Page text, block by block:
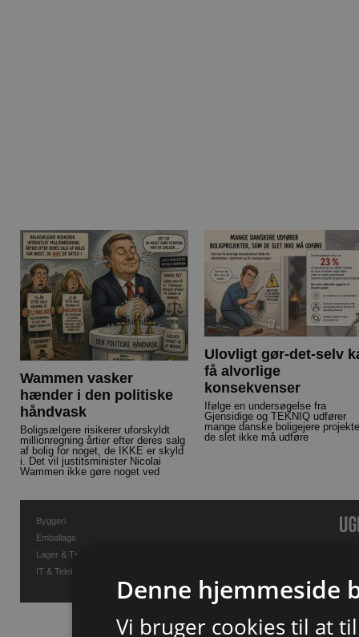
Wammen vasker
hænder i den politiske
håndvask
Boligsælgere risikerer uforskyldt
millionregning årtier efter deres salg
af bolig for noget, de IKKE er skyld
i. Det vil justitsminister Nicolai
Wammen ikke gøre noget ved
Ulovligt gør-det-selv
få alvorlige
konsekvenser
Ifølge en undersøgelse fra
Gjensidige og TEKNIQ udfører
mange danske boligejere
de slet ikke må udføre
Byggeri
Emballage
Lager & Transport
IT & Telekommunikation
Denne hjemmeside
Vi bruger cookies til at